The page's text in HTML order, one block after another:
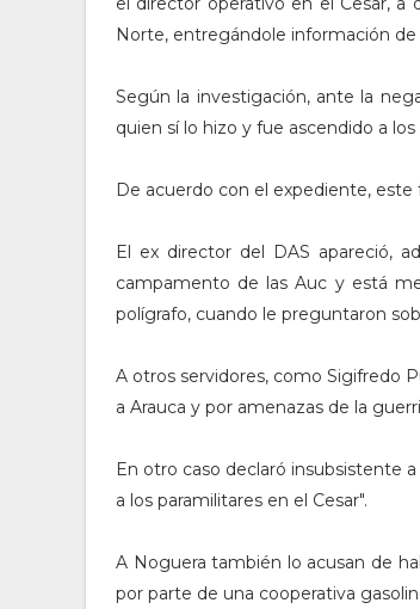
Norte, entregándole información
Según la investigación, ante la
quien sí lo hizo y fue ascendido a
De acuerdo con el expediente,
El ex director del DAS apareció,
campamento de las Auc y está
polígrafo, cuando le preguntaron
A otros servidores, como Sigifredo
a Arauca y por amenazas de la
En otro caso declaró insubsistente
a los paramilitares en el Cesar".
A Noguera también lo acusan de
por parte de una cooperativa